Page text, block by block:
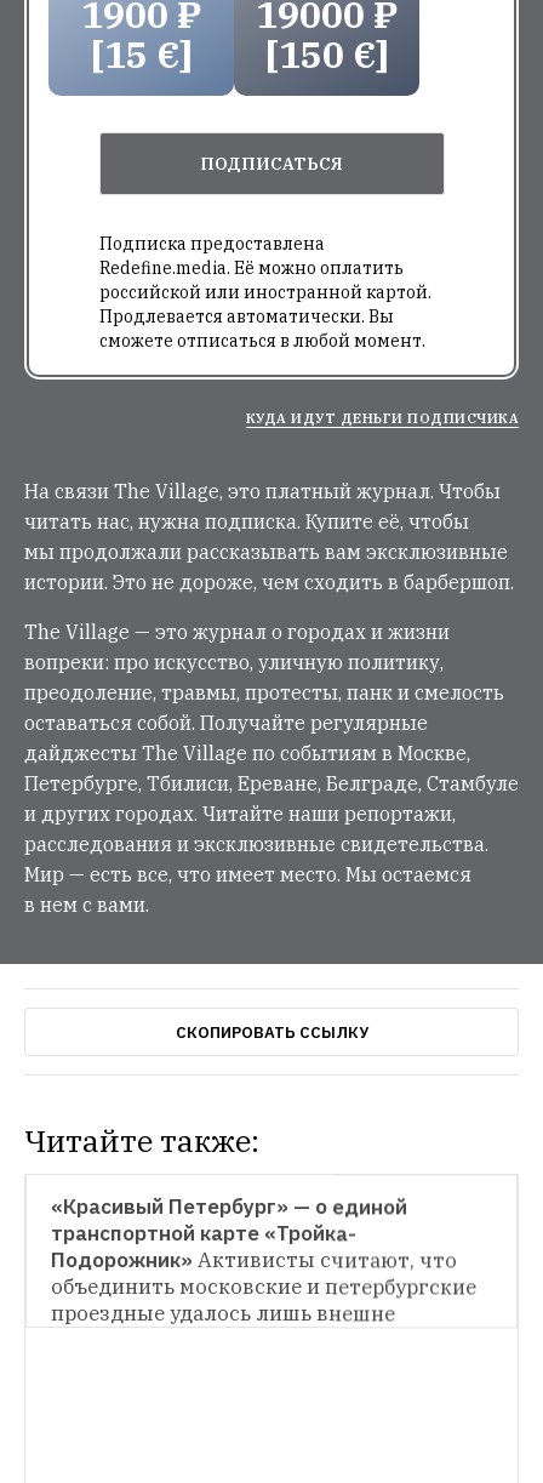
1900 ₽
[15 €]
19000 ₽
[150 €]
ПОДПИСАТЬСЯ
Подписка предоставлена
Redefine.media. Её можно оплатить
российской или иностранной картой.
Продлевается автоматически. Вы
сможете отписаться в любой момент.
КУДА ИДУТ ДЕНЬГИ ПОДПИСЧИКА
На связи The Village, это платный журнал. Чтобы
читать нас, нужна подписка. Купите её, чтобы
мы продолжали рассказывать вам эксклюзивные
истории. Это не дороже, чем сходить в барбершоп.
The Village — это журнал о городах и жизни
вопреки: про искусство, уличную политику,
преодоление, травмы, протесты, панк и смелость
оставаться собой. Получайте регулярные
дайджесты The Village по событиям в Москве,
Петербурге, Тбилиси, Ереване, Белграде, Стамбуле
и других городах. Читайте наши репортажи,
расследования и эксклюзивные свидетельства.
Мир — есть все, что имеет место. Мы остаемся
в нем с вами.
СКОПИРОВАТЬ ССЫЛКУ
Читайте также:
НОВОСТИ
В Москве и Петербурге выпустили
20 тысяч объединенных карт «Тройка —
Подорожник»Из них 11 тысяч можно
НОВОСТИ
«Красивый Петербург» — о единой
транспортной карте «Тройка-
Подорожник» Активисты считают, что
объединить московские и петербургские
проездные удалось лишь внешне